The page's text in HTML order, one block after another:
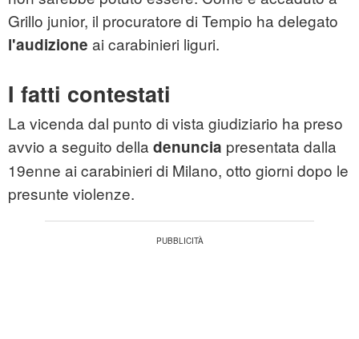
Grillo junior, il procuratore di Tempio ha delegato
l'audizione ai carabinieri liguri.
I fatti contestati
La vicenda dal punto di vista giudiziario ha preso
avvio a seguito della denuncia presentata dalla
19enne ai carabinieri di Milano, otto giorni dopo le
presunte violenze.